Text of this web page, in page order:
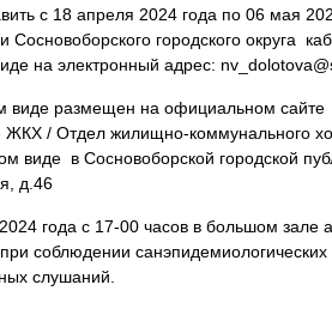
с 18 апреля 2024 года по 06 мая
городского округа
на электронный адрес:
виде размещен на официальном сайте
ЖКХ / Отдел жилищно-коммунального
виде в Сосновоборской городской
д.46
года с 17-00 часов в большом зале
соблюдении санэпидемиологических
слушаний.